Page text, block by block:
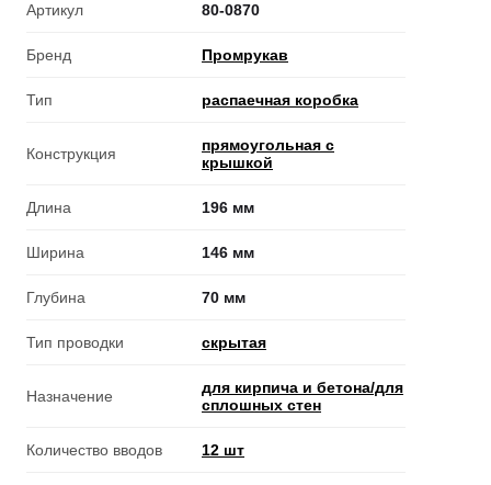
Артикул 80-0870
Бренд Промрукав
Тип распаечная коробка
Конструкция
прямоугольная с
крышкой
Длина 196 мм
Ширина 146 мм
Глубина 70 мм
Тип проводки скрытая
Назначение
для кирпича и бетона/для
сплошных стен
Количество вводов 12 шт